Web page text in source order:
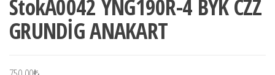
StokA0042 YNG190R-4 BYK CZZ
GRUNDİG ANAKART